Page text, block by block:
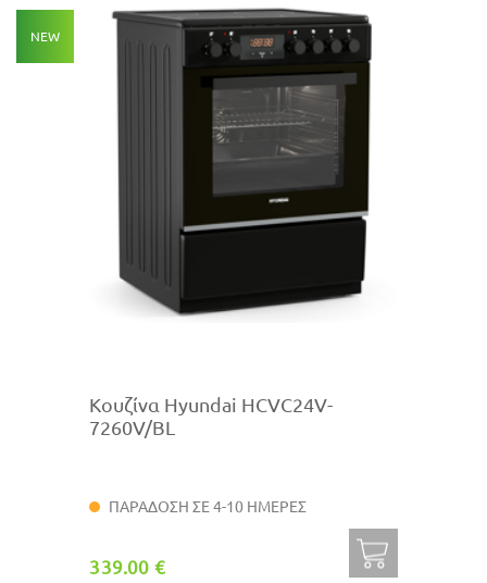
NEW
Κουζίνα Hyundai HCVC24V-
7260V/BL
ΠΑΡΑΔΟΣΗ ΣΕ 4-10 ΗΜΕΡΕΣ
339.00 €